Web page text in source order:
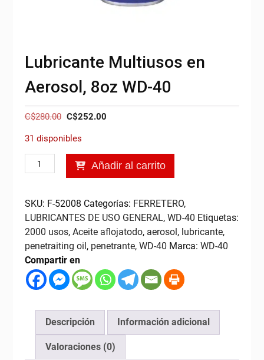
Lubricante Multiusos en
Aerosol, 8oz WD-40
C$280.00 El
original
era:
C$280.00.
C$252.00
es:
C$252.00.
31 disponibles
Lubricante
Multiusos
Aerosol,
8oz
WD-
40
cantidad
Añadir al carrito
SKU: F-52008 Categorías: FERRETERO,
LUBRICANTES DE USO GENERAL, WD-40 Etiquetas:
2000 usos, Aceite aflojatodo, aerosol, lubricante,
penetraiting oil, penetrante, WD-40 Marca: WD-40
Compartir en
Descripción Información adicional
Valoraciones (0)